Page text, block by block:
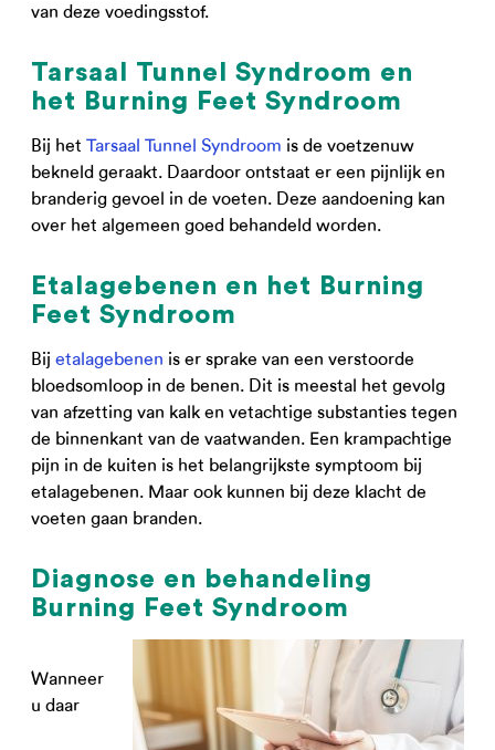
van deze voedingsstof.
Tarsaal Tunnel Syndroom en
het Burning Feet Syndroom
Bij het Tarsaal Tunnel Syndroom is de voetzenuw
bekneld geraakt. Daardoor ontstaat er een pijnlijk en
branderig gevoel in de voeten. Deze aandoening kan
over het algemeen goed behandeld worden.
Etalagebenen en het Burning
Feet Syndroom
Bij etalagebenen is er sprake van een verstoorde
bloedsomloop in de benen. Dit is meestal het gevolg
van afzetting van kalk en vetachtige substanties tegen
de binnenkant van de vaatwanden. Een krampachtige
pijn in de kuiten is het belangrijkste symptoom bij
etalagebenen. Maar ook kunnen bij deze klacht de
voeten gaan branden.
Diagnose en behandeling
Burning Feet Syndroom
Wanneer
u daar